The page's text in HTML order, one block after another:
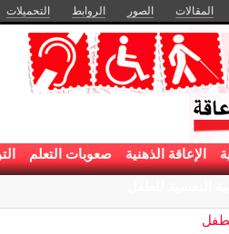
المقالات الصور الروابط التحميلات
الإعاقة الذهنية صعوبات التعلم